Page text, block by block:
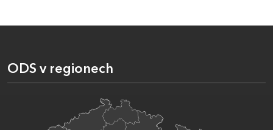
ODS v regionech